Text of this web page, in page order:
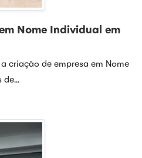
Nome Individual em
criação de empresa em Nome